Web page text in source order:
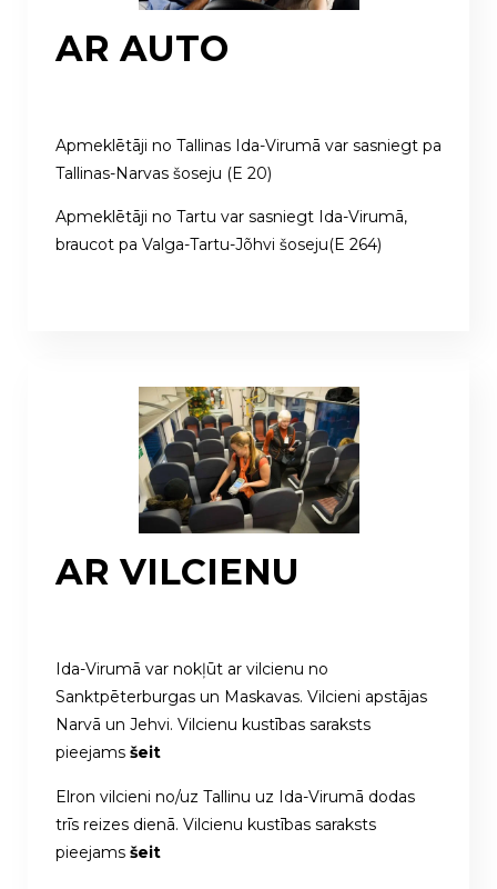
AR AUTO
Apmeklētāji no Tallinas Ida-Virumā var sasniegt pa
Tallinas-Narvas šoseju (E 20)
Apmeklētāji no Tartu var sasniegt Ida-Virumā,
braucot pa Valga-Tartu-Jõhvi šoseju(E 264)
AR VILCIENU
Ida-Virumā var nokļūt ar vilcienu no
Sanktpēterburgas un Maskavas. Vilcieni apstājas
Narvā un Jehvi. Vilcienu kustības saraksts
pieejams šeit
Elron vilcieni no/uz Tallinu uz Ida-Virumā dodas
trīs reizes dienā. Vilcienu kustības saraksts
pieejams šeit